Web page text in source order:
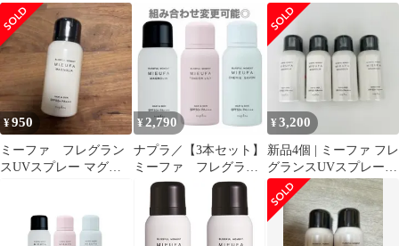
UVスプレー 80g マグノ
リア 【日焼け止めスプ
レー】
ー マグノリア 3本セッ
ト
《マグノリア》
¥950
ミーファ フレグラン
スUVスプレー マグノ
¥2,790
ナプラ／【3本セット】
ミーファ フレグラン
スUVヘアスプレー 日
焼け止め
¥3,200
新品4個 | ミーファ フレ
グランスUVスプレー |
マグノリア